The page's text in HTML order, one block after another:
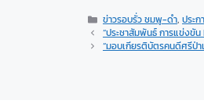
ข่าวรอบรั่ว ชมพู-ดำ,ประก
“ประชาสัมพันธ์ การแข่งขั
“มอบเกียรติบัตรคนดีศรีป่